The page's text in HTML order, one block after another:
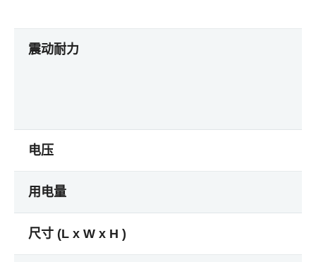
震动耐力
电压
用电量
尺寸 (L x W x H )